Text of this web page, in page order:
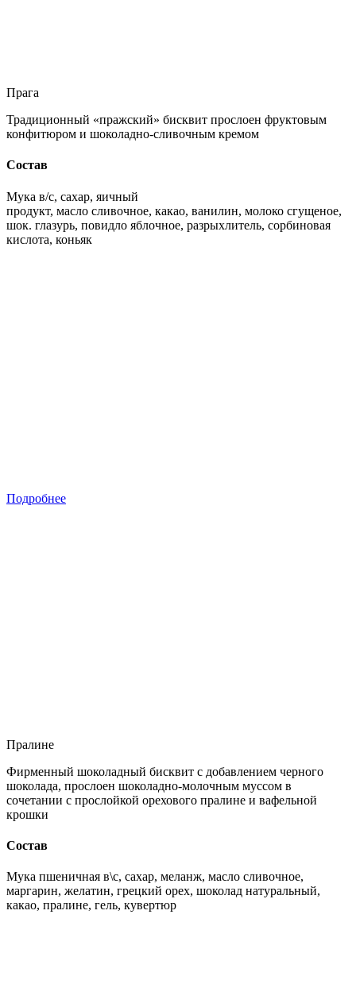
Прага
Традиционный «пражский» бисквит прослоен фруктовым
конфитюром и шоколадно-сливочным кремом
Состав
Мука в/с, сахар, яичный
продукт, масло сливочное, какао, ванилин, молоко сгущеное,
шок. глазурь, повидло яблочное, разрыхлитель, сорбиновая
кислота, коньяк
Подробнее
Пралине
Фирменный шоколадный бисквит с добавлением черного
шоколада, прослоен шоколадно-молочным муссом в
сочетании с прослойкой орехового пралине и вафельной
крошки
Состав
Мука пшеничная в\с, сахар, меланж, масло сливочное,
маргарин, желатин, грецкий орех, шоколад натуральный,
какао, пралине, гель, кувертюр